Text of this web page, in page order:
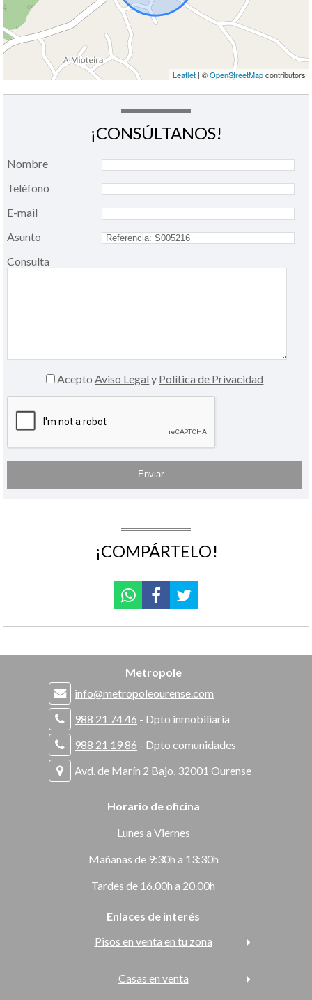
Leaflet| ©OpenStreetMapcontributors
¡COMPÁRTELO!
¡CONSÚLTANOS!
Nombre
Teléfono
E-mail
Asunto
Consulta
AceptoAviso Legal y Política de Privacidad
Metropole
info@metropoleourense.com
988 21 74 46 - Dpto inmobiliaria
988 21 19 86 - Dpto comunidades
Avd. de Marín 2 Bajo, 32001 Ourense
Horario de oficina
Lunes a Viernes
Mañanas de 9:30h a 13:30h
Tardes de 16.00h a 20.00h
Enlaces de interés
Pisos en venta en tu zona
Casas en venta